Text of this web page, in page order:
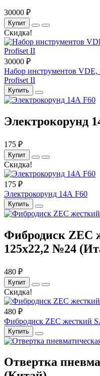
30000 ₽
Купит
Скидка!
30000 ₽
Набор инструментов
Profiset II
Купить
Электрокорунд
175 ₽
Купит
Скидка!
175 ₽
Электрокорунд 14А F60
Купить
Фибродиск ZEC
125х22,2 №24
480 ₽
Купит
Скидка!
480 ₽
Фибродиск ZEC жесткий
Купить
Отвертка